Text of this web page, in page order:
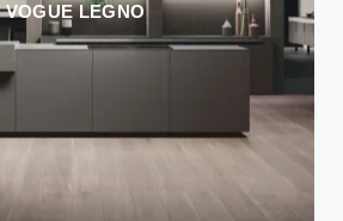
VOGUE LEGNO